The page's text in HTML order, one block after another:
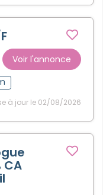
Voir l'annonce
à jour le 02/08/2026
CA